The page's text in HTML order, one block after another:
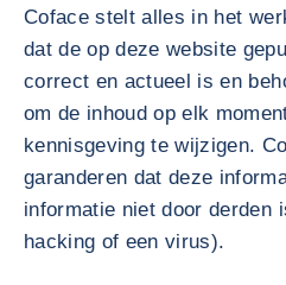
Coface stelt alles in het
dat de op deze website
correct en actueel is en
om de inhoud op elk
kennisgeving te wijzigen.
garanderen dat deze
informatie niet door derden
hacking of een virus).